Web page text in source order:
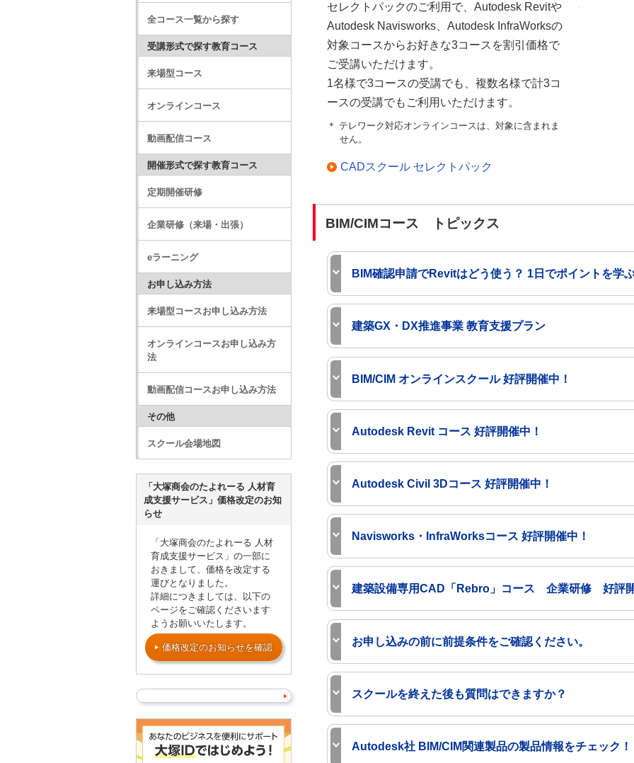
セレクトパックのご利用で、Autodesk Revitや
Autodesk Navisworks、Autodesk InfraWorksの
対象コースからお好きな3コースを割引価格で
ご受講いただけます。
1名様で3コースの受講でも、複数名様で計3コ
ースの受講でもご利用いただけます。
＊ テレワーク対応オンラインコースは、対象に含まれま
せん。
CADスクール セレクトパック
BIM/CIMコース トピックス
BIM確認申請でRevitはどう使う？ 1日でポイントを学
トしました。BIM図面審査は、従来のような紙ベースで
申請・審査ではなく、BIMから書き出したPDFとIFCデ
タを利用します。「Revitで図面化する方法が分からな
……そんな多くの声にお応えして、「BIM図面審査で使
る」設計図書の作成方法を1日で学ぶコースが登場しま
Revit 図面化 コース詳細
閉じる
建築GX・DX推進事業 教育支援プラン
大塚商会では、本事業のBIM講習・BIMコーディネータ
スをご用意しています。
建築GX・DX推進事業 教育支援プラン
閉じる
BIM/CIM オンラインスクール 好評開催中！
Autodesk InfraWorksを習得する「テレワーク対応オン
います。ご自宅やお客様の会社でご受講いただけます
ル会場がない方、在宅勤務中や外出自粛でスクール受
受講中は講師にご質問いただけます。また、操作に遅
ポートもしますので、ご安心ください。
受講にあたり、事前に「受講環境と注意事項」および
お申し込みください。
受講環境と注意事項（テレワーク対応）
オンライン：Revit 建築基本操作 （テレワーク対応
オンライン：Revit 建築意匠設計 （テレワーク対応）
オンライン：Civil 3D 基礎（テレワーク対応） コー
Autodesk Revit コース 好評開催中！
場合にお得なパックもご用意しています（オンライン／
Revit 土木基礎 水道橋／札幌／大阪
Autodesk Civil 3Dコース 好評開催中！
もご用意しています。
Autodesk Civil 3Dコース コース一覧
閉じる
Navisworks・InfraWorksコース 好評開催中！
ックもご用意しています。
Autodesk Navisworks コース一覧
建築設備専用CAD「Rebro」コース 企業研修 好評開
株式会社NYKシステムズ様と連携し、メーカーカリキ
ースをご用意しています。
Rebroコース コース一覧
閉じる
お申し込みの前に前提条件をご確認ください。
ード入力）ができる方」を対象としています。
また、ステップアップ（応用）コースの中には、前提
スクールを終えた後も質問はできますか？
ありません。
Autodesk社 BIM/CIM関連製品の製品情報をチェック！
全コース一覧から探す
受講形式で探す教育コース
来場型コース
オンラインコース
動画配信コース
開催形式で探す教育コース
定期開催研修
企業研修（来場・出張）
eラーニング
お申し込み方法
来場型コースお申し込み方法
オンラインコースお申し込み方
法
動画配信コースお申し込み方法
その他
スクール会場地図
「大塚商会のたよれーる 人材育
成支援サービス」価格改定のお知
らせ
「大塚商会のたよれーる 人材
育成支援サービス」の一部に
おきまして、価格を改定する
運びとなりました。
詳細につきましては、以下の
ページをご確認くださいます
ようお願いいたします。
価格改定のお知らせを確認